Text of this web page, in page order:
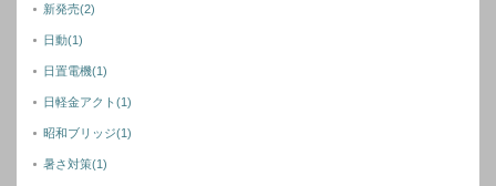
新発売(2)
日動(1)
日置電機(1)
日軽金アクト(1)
昭和ブリッジ(1)
暑さ対策(1)